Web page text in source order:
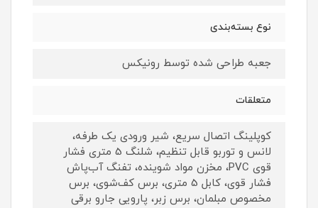
نوع بسته‌بندی
جعبه طراحی شده توسط رونیکس
متعلقات
کوپلینگ اتصال سریع، شیر ورودی یک طرفه،
لانس و توربو قابل تنظیم، شلنگ 5 متری فشار
قوی PVC، مخزن مواد شوینده، تفنگ آب‌پاش
فشار قوی، کابل 5 متری، برس کف‌شوی، برس
مخصوص مبلمان، برس زبر، پارویی جارو برقی